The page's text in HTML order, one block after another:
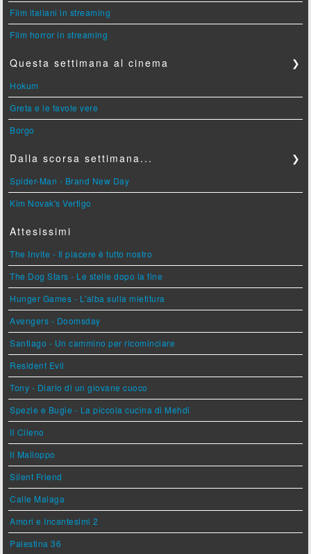
Film italiani in streaming
Film horror in streaming
Questa settimana al cinema ❯
Hokum
Greta e le favole vere
Borgo
Dalla scorsa settimana... ❯
Spider-Man - Brand New Day
Kim Novak's Vertigo
Attesissimi
The Invite - Il piacere è tutto nostro
The Dog Stars - Le stelle dopo la fine
Hunger Games - L'alba sulla mietitura
Avengers - Doomsday
Santiago - Un cammino per ricominciare
Resident Evil
Tony - Diario di un giovane cuoco
Spezie e Bugie - La piccola cucina di Mehdi
Il Cileno
Il Malloppo
Silent Friend
Calle Malaga
Amori e Incantesimi 2
Palestina 36